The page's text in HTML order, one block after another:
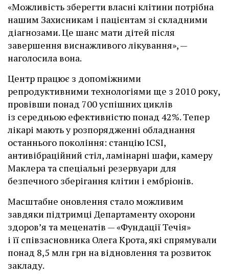
«Можливість зберегти власні клітини потрібна
нашим Захисникам і пацієнтам зі складними
діагнозами. Це шанс мати дітей після
завершення виснажливого лікування», —
наголосила вона.
Центр працює з допоміжними
репродуктивними технологіями ще з 2010 року,
провівши понад 700 успішних циклів
із середньою ефективністю понад 42%. Тепер
лікарі мають у розпорядженні обладнання
останнього покоління: станцію ІCSI,
антивібраційний стіл, ламінарні шафи, камеру
Маклера та спеціальні резервуари для
безпечного зберігання клітин і ембріонів.
Масштабне оновлення стало можливим
завдяки підтримці Департаменту охорони
здоров’я та меценатів — «Фундації Течія»
і її співзасновника Олега Крота, які спрямували
понад 8,5 млн грн на відновлення та розвиток
закладу.